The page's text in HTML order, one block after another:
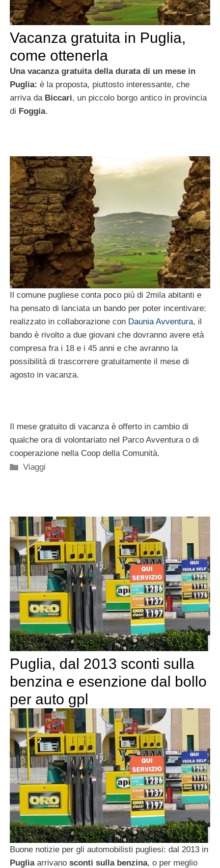
Vacanza gratuita in Puglia,
come ottenerla
Una vacanza gratuita della durata di un mese in
Puglia: è la proposta, piuttosto interessante, che
arriva da Biccari, un piccolo borgo antico in provincia
di Foggia.
Il comune pugliese conta poco più di 2mila abitanti e
ha pensato di lanciata un bando per poter incentivare:
realizzato in collaborazione con Daunia Avventura, il
bando è rivolto a due giovani che dovranno avere età
compresa fra i 18 e i 45 anni e che avranno la
possibilità di trascorrere gratuitamente il mese di
agosto in vacanza.
Il mese gratuito di vacanza è offerto in cambio di
qualche ora di volontariato nel Parco Avventura o di
cooperazione nella Coop della Comunità.
Categorie
Viaggi
Puglia, dal 2013 sconti sulla
benzina e esenzione dal bollo
per auto gpl
Buone notizie per gli automobilisti pugliesi: dal 2013 in
Pugliaarrivano sconti sulla benzina, o per meglio